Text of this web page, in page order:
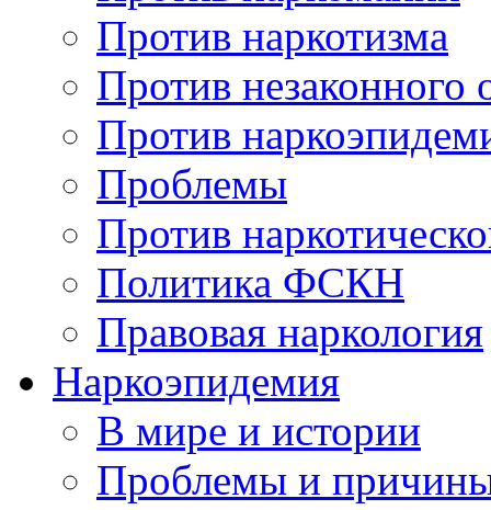
Против наркотизма
Против незаконного
Против
Проблемы
Против
Политика ФСКН
Правовая наркология
Наркоэпидемия
В мире и истории
Проблемы и